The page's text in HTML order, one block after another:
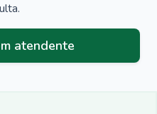
atendente